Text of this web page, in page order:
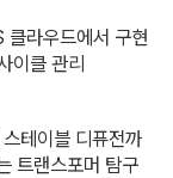
라우드에서 구현
이클 관리
테이블 디퓨전까
트랜스포머 탐구